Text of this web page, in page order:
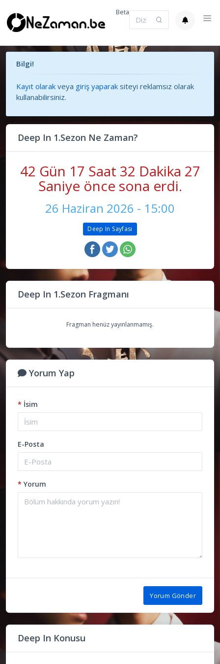
Beta
Bilgi!
Kayıt olarak veya giriş yaparak siteyi reklamsız olarak
kullanabilirsiniz.
Deep In 1.Sezon Ne Zaman?
42 Gün 17 Saat 32 Dakika 27
Saniye önce sona erdi.
26 Haziran 2026 - 15:00
Deep In Sayfası
Deep In 1.Sezon Fragmanı
Fragman henüz yayınlanmamış.
Yorum Yap
* İsim
E-Posta
* Yorum
Yorum Gönder
Deep In Konusu